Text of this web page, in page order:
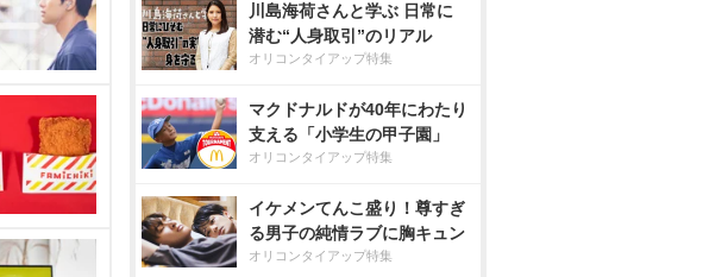
川島海荷さんと学ぶ 日常に
潜む“人身取引”のリアル
オリコンタイアップ特集
マクドナルドが40年にわたり
支える「小学生の甲子園」
オリコンタイアップ特集
イケメンてんこ盛り！尊すぎ
る男子の純情ラブに胸キュン
オリコンタイアップ特集